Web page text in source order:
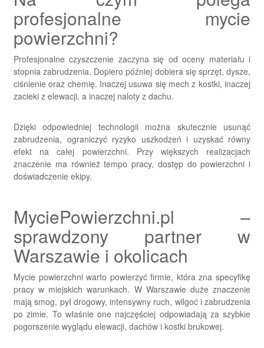
profesjonalne mycie
powierzchni?
Profesjonalne czyszczenie zaczyna się od oceny materiału i
stopnia zabrudzenia. Dopiero później dobiera się sprzęt, dysze,
ciśnienie oraz chemię. Inaczej usuwa się mech z kostki, inaczej
zacieki z elewacji, a inaczej naloty z dachu.
Dzięki odpowiedniej technologii można skutecznie usunąć
zabrudzenia, ograniczyć ryzyko uszkodzeń i uzyskać równy
efekt na całej powierzchni. Przy większych realizacjach
znaczenie ma również tempo pracy, dostęp do powierzchni i
doświadczenie ekipy.
MyciePowierzchni.pl –
sprawdzony partner w
Warszawie i okolicach
Mycie powierzchni warto powierzyć firmie, która zna specyfikę
pracy w miejskich warunkach. W Warszawie duże znaczenie
mają smog, pył drogowy, intensywny ruch, wilgoć i zabrudzenia
po zimie. To właśnie one najczęściej odpowiadają za szybkie
pogorszenie wyglądu elewacji, dachów i kostki brukowej.